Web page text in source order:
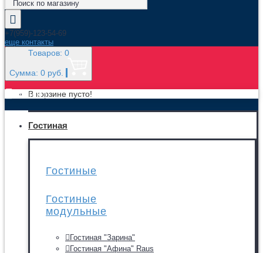
+7(959)-123-54-69
еще контакты
Товаров: 0
Сумма: 0 руб.
В корзине пусто!
МЕНЮ
Гостиная
Гостиные
Гостиные
модульные
Гостиная "Зарина"
Гостиная "Афина" Raus